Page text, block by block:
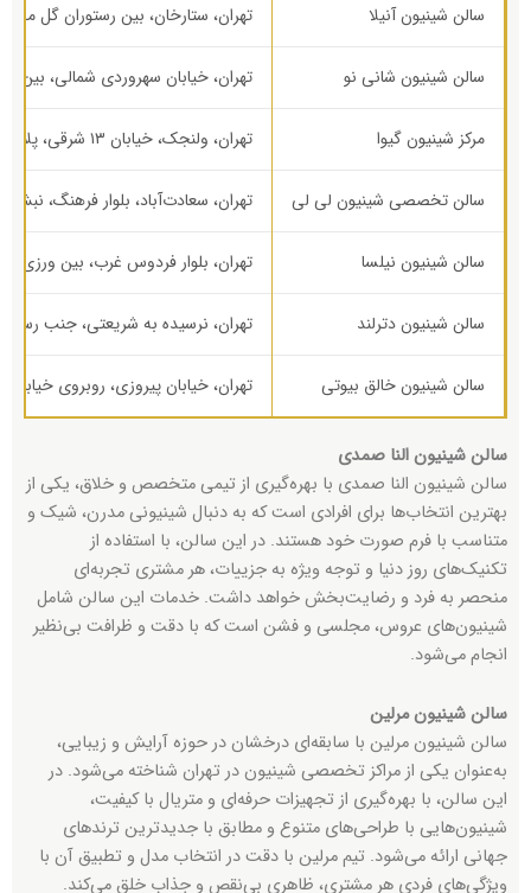
سالن شینیون آنیلا تهران، ستارخان، بین رستوران گل محمدی و
سالن شینیون شانی نو تهران، خیابان سهروردی شمالی، بین
مرکز شینیون گیوا تهران، ولنجک، خیابان ۱۳ شرقی، پلاک ۳۶/۱
سالن تخصصی شینیون لی لی تهران، سعادت‌آباد، بلوار فرهنگ، نبش
سالن شینیون نیلسا تهران، بلوار فردوس غرب، بین ورزی شمالی و
سالن شینیون دترلند تهران، نرسیده به شریعتی، جنب رستوران باریزو،
سالن شینیون خالق بیوتی تهران، خیابان پیروزی، روبروی خیابان
سالن شینیون النا صمدی
سالن شینیون النا صمدی با بهره‌گیری از تیمی متخصص و خلاق، یکی از
بهترین انتخاب‌ها برای افرادی است که به دنبال شینیونی مدرن، شیک و
متناسب با فرم صورت خود هستند. در این سالن، با استفاده از
تکنیک‌های روز دنیا و توجه ویژه به جزییات، هر مشتری تجربه‌ای
منحصر به فرد و رضایت‌بخش خواهد داشت. خدمات این سالن شامل
شینیون‌های عروس، مجلسی و فشن است که با دقت و ظرافت بی‌نظیر
انجام می‌شود.
سالن شینیون مرلین
سالن شینیون مرلین با سابقه‌ای درخشان در حوزه آرایش و زیبایی،
به‌عنوان یکی از مراکز تخصصی شینیون در تهران شناخته می‌شود. در
این سالن، با بهره‌گیری از تجهیزات حرفه‌ای و متریال با کیفیت،
شینیون‌هایی با طراحی‌های متنوع و مطابق با جدیدترین ترندهای
جهانی ارائه می‌شود. تیم مرلین با دقت در انتخاب مدل و تطبیق آن با
ویژگی‌های فردی هر مشتری، ظاهری بی‌نقص و جذاب خلق می‌کند.